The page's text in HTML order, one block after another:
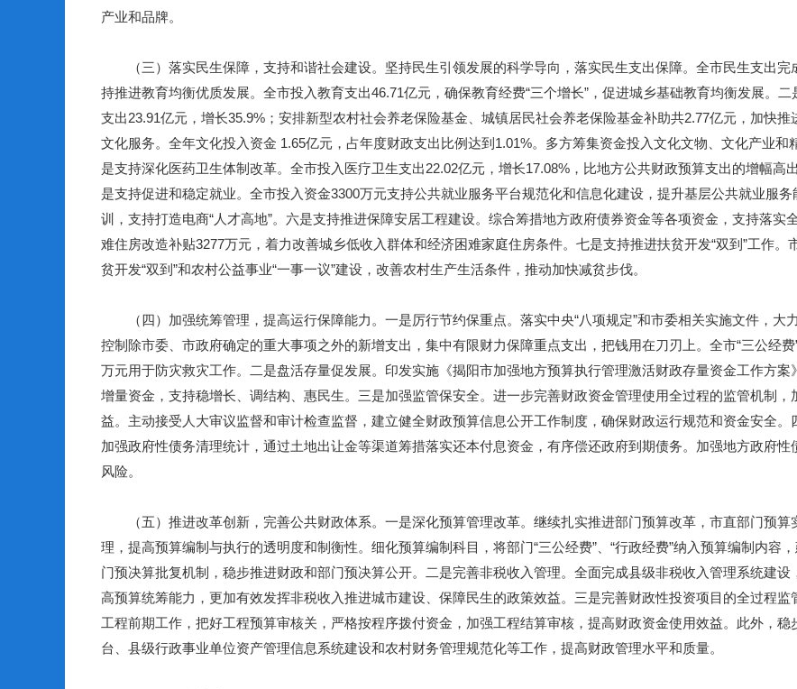
产业和品牌。
（三）落实民生保障，支持和谐社会建设。 坚持民生引领发展的科学导向，落实民生支出保障。全市民生支出完
持推进教育均衡优质发展。全市投入教育支出46.71亿元，确保教育经费“三个增长” ，促进城乡基础教育均衡发展。
支出23.91亿元，增长35.9% ；安排新型农村社会养老保险基金、城镇居民社会养老保险基金补助共2.77亿元，加快推
文化服务。全年文化投入资金 1.65亿元，占年度财政支出比例达到 1.01%。多方筹集资金投入文化文物、文化产业
是支持深化医药卫生体制改革。全市投入医疗卫生支出22.02亿元，增长17.08% ，比地方公共财政预算支出的增幅高出
是支持促进和稳定就业。全市投入资金3300万元支持公共就业服务平台规范化和信息化建设，提升基层公共就业服务
训，支持打造电商“人才高地”。六是支持推进保障安居工程建设。综合筹措地方政府债券资金等各项资金，支持落实
难住房改造补贴3277万元，着力改善城乡低收入群体和经济困难家庭住房条件。七是支持推进扶贫开发“双到 ”工作。
贫开发“双到 ”和农村公益事业“一事一议”建设，改善农村生产生活条件，推动加快减贫步伐。
（四）加强统筹管理，提高运行保障能力。 一是厉行节约保重点。 落实中央“八项规定”和市委相关实施文件，大
控制除市委、市政府确定的重大事项之外的新增支出，集中有限财力保障重点支出，把钱用在刀刃上。全市“三公经费
万元用于防灾救灾工作。二是盘活存量促发展。印发实施《揭阳市加强地方预算执行管理激活财政存量资金工作方
增量资金，支持稳增长、调结构、惠民生。三是加强监管保安全。进一步完善财政资金管理使用全过程的监管机制
益。主动接受人大审议监督和审计检查监督，建立健全财政预算信息公开工作制度，确保财政运行规范和资金安全。
加强政府性债务清理统计，通过土地出让金等渠道筹措落实还本付息资金，有序偿还政府到期债务。加强地方政府
风险。
（五）推进改革创新，完善公共财政体系。 一是深化预算管理改革。 继续扎实推进部门预算改革，市直部门预算
理，提高预算编制与执行的透明度和制衡性。细化预算编制科目，将部门“三公经费” “行政经费”纳入预算编制内容
门预决算批复机制，稳步推进财政和部门预决算公开。二是完善非税收入管理。 全面完成县级非税收入管理系统建设
高预算统筹能力 ，更加有效发挥非税收入推进城市建设、保障民生的政策效益。三是完善财政性投资项目的全过程
工程前期工作，把好工程预算审核关，严格按程序拨付资金，加强工程结算审核，提高财政资金使用效益。此外，
台、县级行政事业单位资产管理信息系统建设和农村财务管理规范化等工作，提高财政管理水平和质量。